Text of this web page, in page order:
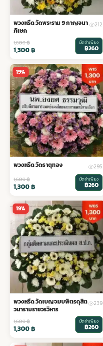
พวงหรีด วัดพระราม 9 กาญจนา
ภิเษก
212
1,600฿
1,300฿
มัดจำเพียง
฿260
19%
พวงหรีด วัดธาตุทอง 295
1,600฿
1,300฿
มัดจำเพียง
฿260
19%
พวงหรีด วัดเบญจมบพิตรดุสิต
วนารามราชวรวิหาร
239
1,600฿
1,300฿
มัดจำเพียง
฿260